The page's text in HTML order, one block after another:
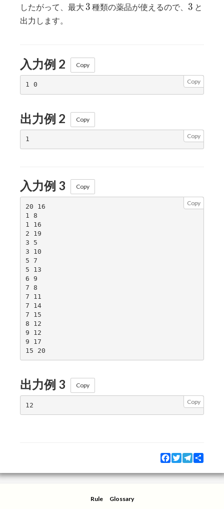
したがって、最大 3
3 種類の薬品が使えるので、 3
3 と
出力します。
入力例 2 Copy
Copy
出力例 2 Copy
Copy
入力例 3 Copy
Copy
20 16
1 8
1 16
2 19
3 5
3 10
5 7
5 13
6 9
7 8
7 11
7 14
7 15
8 12
9 12
9 17
出力例 3 Copy
Copy
Facebook
TwitterTelegram
Rule Glossary